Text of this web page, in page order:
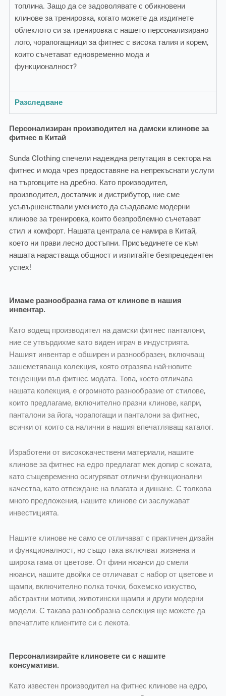
топлина. Защо да се задоволявате с обикновени
клинове за тренировка, когато можете да издигнете
облеклото си за тренировка с нашето персонализирано
лого, чорапогащници за фитнес с висока талия и корем,
които съчетават едновременно мода и
функционалност?
Разследване
Персонализиран производител на дамски клинове за
фитнес в Китай
Sunda Clothing спечели надеждна репутация в сектора на
фитнес и мода чрез предоставяне на непрекъснати услуги
на търговците на дребно. Като производител,
производител, доставчик и дистрибутор, ние сме
усъвършенствали умението да създаваме модерни
клинове за тренировка, които безпроблемно съчетават
стил и комфорт. Нашата централа се намира в Китай,
което ни прави лесно достъпни. Присъединете се към
нашата нарастваща общност и изпитайте безпрецедентен
успех!
Имаме разнообразна гама от клинове в нашия
инвентар.
Като водещ производител на дамски фитнес панталони,
ние се утвърдихме като виден играч в индустрията.
Нашият инвентар е обширен и разнообразен, включващ
зашеметяваща колекция, която отразява най-новите
тенденции във фитнес модата. Това, което отличава
нашата колекция, е огромното разнообразие от стилове,
които предлагаме, включително празни клинове, капри,
панталони за йога, чорапогащи и панталони за фитнес,
всички от които са налични в нашия впечатляващ каталог.
Изработени от висококачествени материали, нашите
клинове за фитнес на едро предлагат мек допир с кожата,
като същевременно осигуряват отлични функционални
качества, като отвеждане на влагата и дишане. С толкова
много предложения, нашите клинове си заслужават
инвестицията.
Нашите клинове не само се отличават с практичен дизайн
и функционалност, но също така включват жизнена и
широка гама от цветове. От фини нюанси до смели
нюанси, нашите двойки се отличават с набор от цветове и
щампи, включително полка точки, бохемско изкуство,
абстрактни мотиви, животински щампи и други модерни
модели. С такава разнообразна селекция ще можете да
впечатлите клиентите си с лекота.
Персонализирайте клиновете си с нашите
консумативи.
Като известен производител на фитнес клинове на едро,